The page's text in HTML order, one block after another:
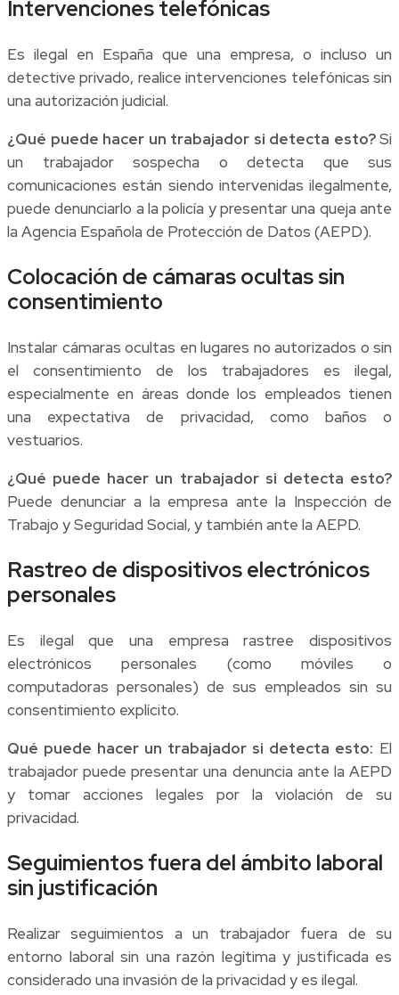
Intervenciones telefónicas
Es ilegal en España que una empresa, o incluso un
detective privado, realice intervenciones telefónicas sin
una autorización judicial.
¿Qué puede hacer un trabajador si detecta esto?Si
un trabajador sospecha o detecta que sus
comunicaciones están siendo intervenidas ilegalmente,
puede denunciarlo a la policía y presentar una queja ante
la Agencia Española de Protección de Datos (AEPD).
Colocación de cámaras ocultas sin
consentimiento
Instalar cámaras ocultas en lugares no autorizados o sin
el consentimiento de los trabajadores es ilegal,
especialmente en áreas donde los empleados tienen
una expectativa de privacidad, como baños o
vestuarios.
¿Qué puede hacer un trabajador si detecta esto?
Puede denunciar a la empresa ante la Inspección de
Trabajo y Seguridad Social, y también ante la AEPD.
Rastreo de dispositivos electrónicos
personales
Es ilegal que una empresa rastree dispositivos
electrónicos personales (como móviles o
computadoras personales) de sus empleados sin su
consentimiento explícito.
Qué puede hacer un trabajador si detecta esto: El
trabajador puede presentar una denuncia ante la AEPD
y tomar acciones legales por la violación de su
privacidad.
Seguimientos fuera del ámbito laboral
sin justificación
Realizar seguimientos a un trabajador fuera de su
entorno laboral sin una razón legítima y justificada es
considerado una invasión de la privacidad y es ilegal.